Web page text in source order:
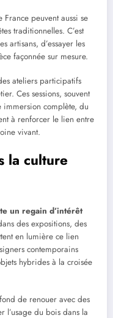
France peuvent aussi se
traditionnelles. C’est
artisans, d’essayer les
façonnée sur mesure.
ateliers participatifs
Ces sessions, souvent
immersion complète, du
à renforcer le lien entre
vivant.
la culture
un regain d’intérêt
des expositions, des
en lumière ce lien
contemporains
hybrides à la croisée
de renouer avec des
l’usage du bois dans la